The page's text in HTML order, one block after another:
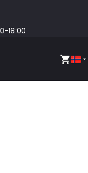
18:00